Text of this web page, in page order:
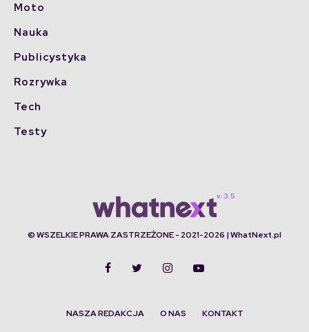
Moto
Nauka
Publicystyka
Rozrywka
Tech
Testy
© WSZELKIE PRAWA ZASTRZEŻONE - 2021-2026 | WhatNext.pl
NASZA REDAKCJA O NAS KONTAKT